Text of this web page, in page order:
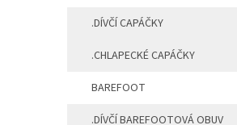
.DÍVČÍ CAPÁČKY
.CHLAPECKÉ CAPÁČKY
BAREFOOT
.DÍVČÍ BAREFOOTOVÁ OBUV